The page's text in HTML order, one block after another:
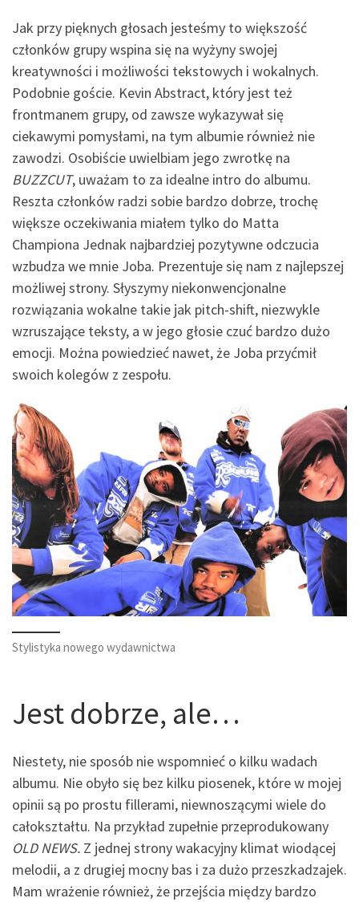
Jak przy pięknych głosach jesteśmy to większość
członków grupy wspina się na wyżyny swojej
kreatywności i możliwości tekstowych i wokalnych.
Podobnie goście. Kevin Abstract, który jest też
frontmanem grupy, od zawsze wykazywał się
ciekawymi pomysłami, na tym albumie również nie
zawodzi. Osobiście uwielbiam jego zwrotkę na
BUZZCUT, uważam to za idealne intro do albumu.
Reszta członków radzi sobie bardzo dobrze, trochę
większe oczekiwania miałem tylko do Matta
Championa Jednak najbardziej pozytywne odczucia
wzbudza we mnie Joba. Prezentuje się nam z najlepszej
możliwej strony. Słyszymy niekonwencjonalne
rozwiązania wokalne takie jak pitch-shift, niezwykle
wzruszające teksty, a w jego głosie czuć bardzo dużo
emocji. Można powiedzieć nawet, że Joba przyćmił
swoich kolegów z zespołu.
Stylistyka nowego wydawnictwa
Jest dobrze, ale…
Niestety, nie sposób nie wspomnieć o kilku wadach
albumu. Nie obyło się bez kilku piosenek, które w mojej
opinii są po prostu fillerami, niewnoszącymi wiele do
całokształtu. Na przykład zupełnie przeprodukowany
OLD NEWS. Z jednej strony wakacyjny klimat wiodącej
melodii, a z drugiej mocny bas i za dużo przeszkadzajek.
Mam wrażenie również, że przejścia między bardzo